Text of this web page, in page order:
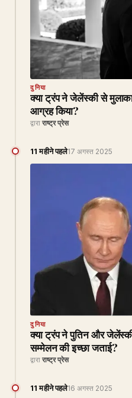
दुनिया
क्या ट्रंप ने जेलेंस्की से
आग्रह किया?
द्वारा राष्ट्र प्रेस
11 महीने पहले17 अगस्त 2025
दुनिया
क्या ट्रंप ने पुतिन और
सम्मेलन की इच्छा जताई?
द्वारा राष्ट्र प्रेस
11 महीने पहले16 अगस्त 2025